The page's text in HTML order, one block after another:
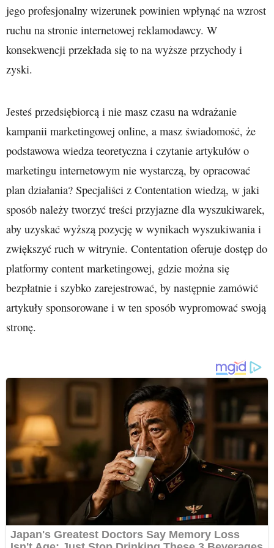
jego profesjonalny wizerunek powinien wpłynąć na wzrost
ruchu na stronie internetowej reklamodawcy. W
konsekwencji przekłada się to na wyższe przychody i
zyski.
Jesteś przedsiębiorcą i nie masz czasu na wdrażanie
kampanii marketingowej online, a masz świadomość, że
podstawowa wiedza teoretyczna i czytanie artykułów o
marketingu internetowym nie wystarczą, by opracować
plan działania? Specjaliści z Contentation wiedzą, w jaki
sposób należy tworzyć treści przyjazne dla wyszukiwarek,
aby uzyskać wyższą pozycję w wynikach wyszukiwania i
zwiększyć ruch w witrynie. Contentation oferuje dostęp do
platformy content marketingowej, gdzie można się
bezpłatnie i szybko zarejestrować, by następnie zamówić
artykuły sponsorowane i w ten sposób wypromować swoją
stronę.